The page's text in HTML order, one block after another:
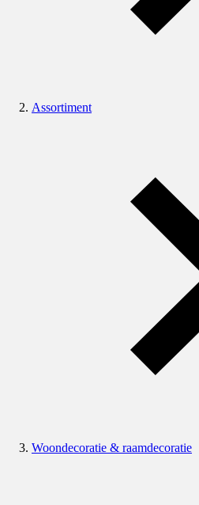
Assortiment
Woondecoratie & raamdecoratie